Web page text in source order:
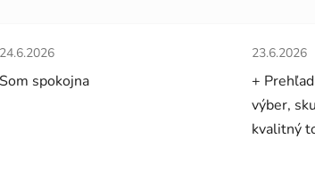
Hodnotenie obchodu je 5 z 5 hviezdičiek.
24.6.2026
Som spokojna
23.6.2026
+
výber,
kvalitný